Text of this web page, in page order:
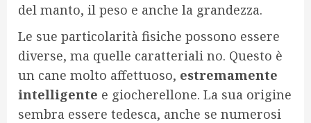
del manto, il peso e anche la grandezza.
Le sue particolarità fisiche possono essere
diverse, ma quelle caratteriali no. Questo è
un cane molto affettuoso, estremamente
intelligente e giocherellone. La sua origine
sembra essere tedesca, anche se numerosi